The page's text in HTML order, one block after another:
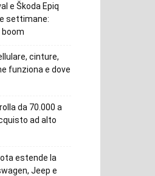
e Škoda Epiq
settimane:
cinture,
funziona e dove
da 70.000 a
ad alto
estende la
Jeep e